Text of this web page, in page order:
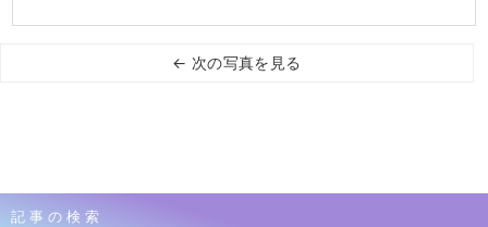
← 次の写真を見る
記事の検索